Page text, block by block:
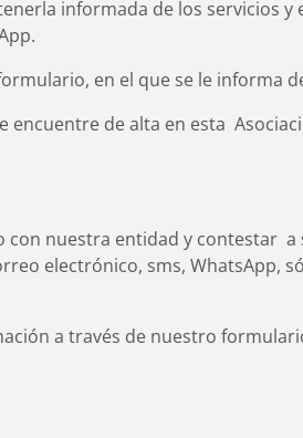
informada de los servicios
en el que se le informa
encuentre de alta en esta
nuestra entidad y contestar
electrónico, sms, WhatsApp,
a través de nuestro